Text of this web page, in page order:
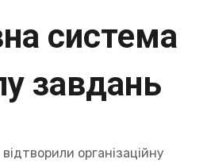
система
завдань
організаційну